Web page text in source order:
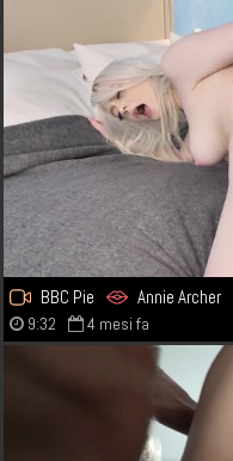
BBC Pie Annie Archer
9:32 4 mesi fa